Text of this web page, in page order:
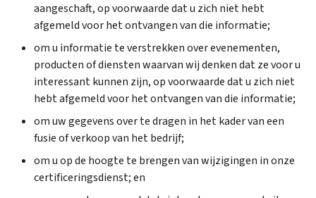
aangeschaft, op voorwaarde dat u zich niet hebt
afgemeld voor het ontvangen van die informatie;
om u informatie te verstrekken over evenementen,
producten of diensten waarvan wij denken dat ze voor u
interessant kunnen zijn, op voorwaarde dat u zich niet
hebt afgemeld voor het ontvangen van die informatie;
om uw gegevens over te dragen in het kader van een
fusie of verkoop van het bedrijf;
om u op de hoogte te brengen van wijzigingen in onze
certificeringsdienst; en